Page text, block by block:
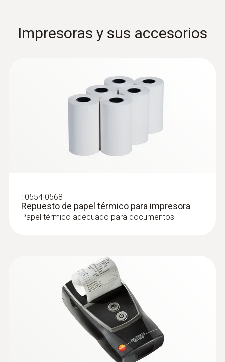
Impresoras y sus accesorios
: 0554 0568
Repuesto de papel térmico para impresora
Papel térmico adecuado para documentos